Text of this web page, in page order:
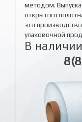
методом.
открытого
это
упаковочной
В